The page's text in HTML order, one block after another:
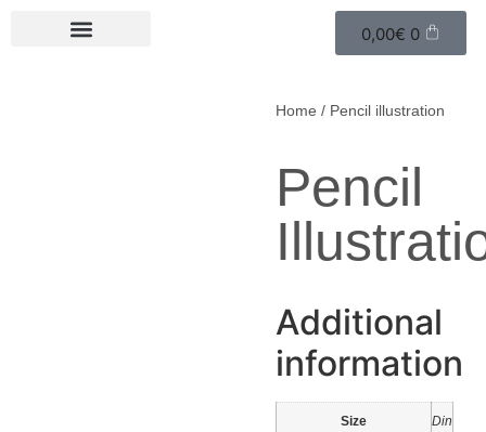
0,00€ 0
Home / Pencil illustration
Pencil
Additional
information
Size
Din